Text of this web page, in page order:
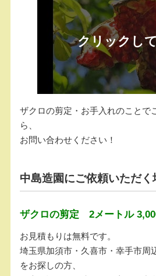
ザクロの剪定・お手入れのことで
ら、
お問い合わせください！
中島造園にご依頼いただく
ザクロの剪定 2メートル
お見積もりは無料です。
埼玉県加須市・久喜市・幸手市周
をお探しの方、